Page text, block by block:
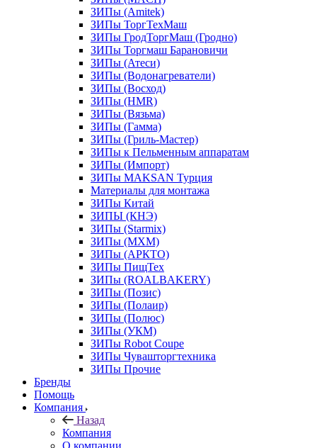
ЗИПы (Amitek)
ЗИПы ТоргТехМаш
ЗИПы ГродТоргМаш (Гродно)
ЗИПы Торгмаш Барановичи
ЗИПы (Атеси)
ЗИПы (Водонагреватели)
ЗИПы (Восход)
ЗИПы (HMR)
ЗИПы (Вязьма)
ЗИПы (Гамма)
ЗИПы (Гриль-Мастер)
ЗИПы к Пельменным аппаратам
ЗИПы (Импорт)
ЗИПы MAKSAN Турция
Материалы для монтажа
ЗИПы Китай
ЗИПЫ (КНЭ)
ЗИПы (Starmix)
ЗИПы (МХМ)
ЗИПы (АРКТО)
ЗИПы ПищТех
ЗИПы (ROALBAKERY)
ЗИПы (Позис)
ЗИПы (Полаир)
ЗИПы (Полюс)
ЗИПы (УКМ)
ЗИПы Robot Coupe
ЗИПы Чувашторгтехника
ЗИПы Прочие
Бренды
Помощь
Компания
Назад
Компания
О компании